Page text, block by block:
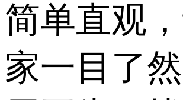
简单直观
家一目了